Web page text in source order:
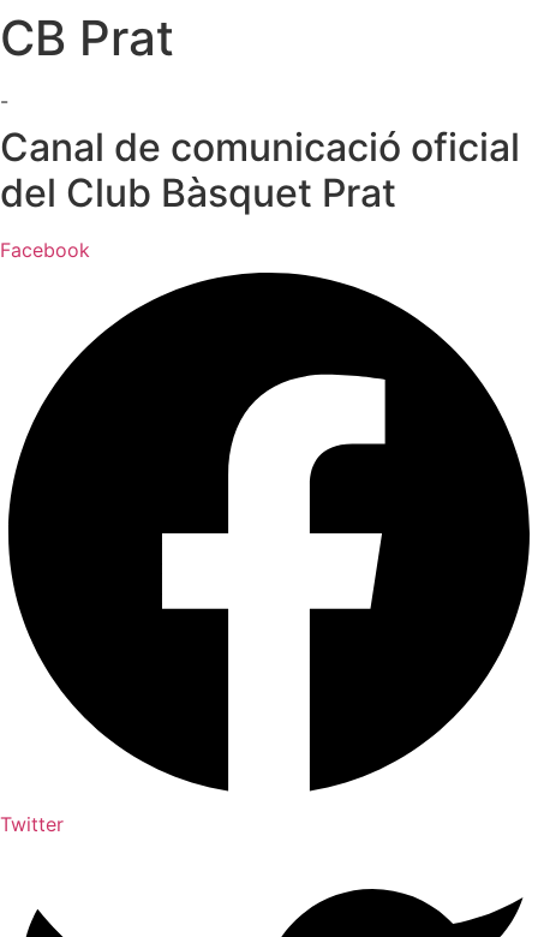
Ir
al
CB Prat
-
Canal de comunicació oficial
del Club Bàsquet Prat
Facebook
Twitter